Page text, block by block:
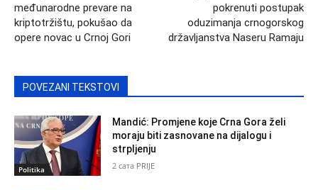
međunarodne prevare na
kriptotržištu, pokušao da
opere novac u Crnoj Gori
pokrenuti postupak
oduzimanja crnogorskog
državljanstva Naseru Ramaju
POVEZANI TEKSTOVI
Politika
Mandić: Promjene koje Crna Gora želi
moraju biti zasnovane na dijalogu i
strpljenju
2 сата PRIJE